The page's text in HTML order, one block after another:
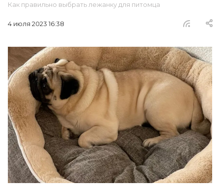
Как правильно выбрать лежанку для питомца
4 июля 2023 16:38